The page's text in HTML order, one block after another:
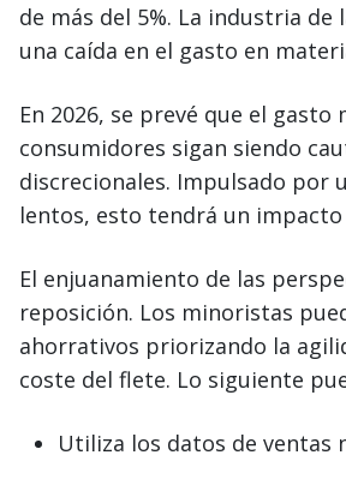
de más del 5%. La industria
una caída en el gasto en
En 2026, se prevé que el
consumidores sigan siendo
discrecionales. Impulsado por
lentos, esto tendrá un
El enjuanamiento de las
reposición. Los minoristas
ahorrativos priorizando la
coste del flete. Lo siguiente
Utiliza los datos de ventas